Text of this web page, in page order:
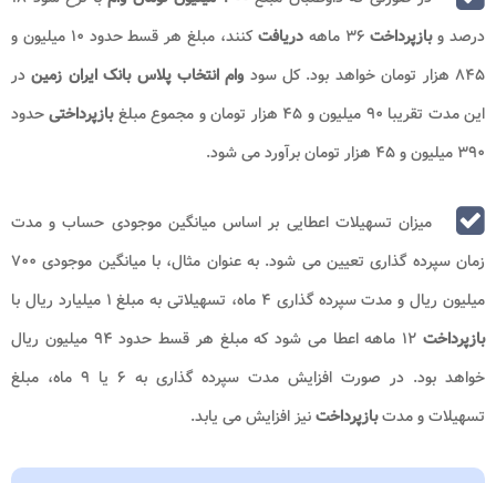
درصد وبازپرداخت ۳۶ ماهه دریافت
کنند، مبلغ هر قسط حدود ۱۰ میلیون و
۸۴۵ هزار تومان خواهد بود. کل سود
وام انتخاب پلاس بانک ایران زمیندر
این مدت تقریبا ۹۰ میلیون و ۴۵ هزار تومان و مجموع مبلغ
بازپرداختیحدود
۳۹۰ میلیون و ۴۵ هزار تومان برآورد می شود.
میزان تسهیلات اعطایی بر اساس میانگین موجودی حساب و مدت
زمان سپرده گذاری تعیین می شود. به عنوان مثال، با میانگین موجودی ۷۰۰
میلیون ریال و مدت سپرده گذاری ۴ ماه، تسهیلاتی به مبلغ ۱ میلیارد ریال با
بازپرداخت
۱۲ ماهه اعطا می شود که مبلغ هر قسط حدود ۹۴ میلیون ریال
خواهد بود. در صورت افزایش مدت سپرده گذاری به ۶ یا ۹ ماه، مبلغ
تسهیلات و مدتبازپرداختنیز افزایش می یابد.